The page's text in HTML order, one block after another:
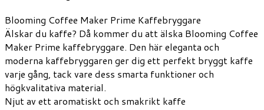
Blooming Coffee Maker Prime Kaffebryggare
Älskar du kaffe? Då kommer du att älska Blooming Coffee
Maker Prime kaffebryggare. Den här eleganta och
moderna kaffebryggaren ger dig ett perfekt bryggt kaffe
varje gång, tack vare dess smarta funktioner och
högkvalitativa material.
Njut av ett aromatiskt och smakrikt kaffe